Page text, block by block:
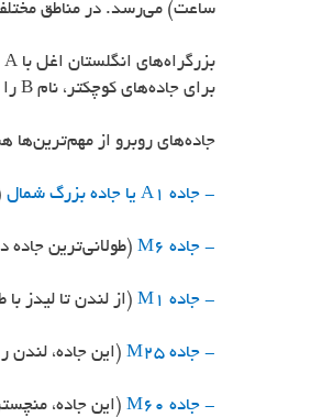
ساعت) می‌رسد. در مناطق
بزرگراه‌های انگلستان اغل با A
برای جاده‌های کوچکتر، نام B
جاده‌های روبرو از مهم‌ترین‌ها
- جاده A1 یا جاده بزرگ شمال
- جاده M6 (طولانی‌ترین جاده در انگلستان با مسافت 374 کلیومتر، از
- جاده M1 (از لندن تا لیدز با طول 311
- جاده M25 (این جاده، لندن را
- جاده M60 (این جاده، منچستر را